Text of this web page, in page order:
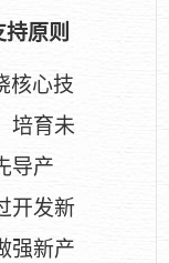
持原则
核心技
培育未
导产
开发新
强新产